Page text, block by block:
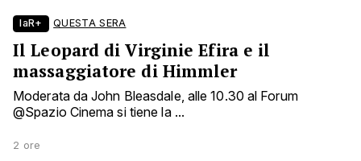
laR+ QUESTA SERA
Il Leopard di Virginie Efira e il
massaggiatore di Himmler
Moderata da John Bleasdale, alle 10.30 al Forum
@Spazio Cinema si tiene la ...
2 ore